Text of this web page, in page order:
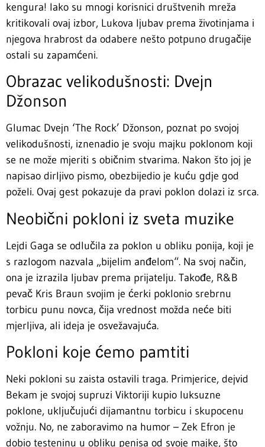
kengura! Iako su mnogi korisnici društvenih mreža
kritikovali ovaj izbor, Lukova ljubav prema životinjama i
njegova hrabrost da odabere nešto potpuno drugačije
ostali su zapamćeni.
Obrazac velikodušnosti: Dvejn
Džonson
Glumac Dvejn ‘The Rock’ Džonson, poznat po svojoj
velikodušnosti, iznenadio je svoju majku poklonom koji
se ne može mjeriti s običnim stvarima. Nakon što joj je
napisao dirljivo pismo, obezbijedio je kuću gdje god
poželi. Ovaj gest pokazuje da pravi poklon dolazi iz srca.
Neobični pokloni iz sveta muzike
Lejdi Gaga se odlučila za poklon u obliku ponija, koji je
s razlogom nazvala „bijelim anđelom“. Na svoj način,
ona je izrazila ljubav prema prijatelju. Takođe, R&B
pevač Kris Braun svojim je ćerki poklonio srebrnu
torbicu punu novca, čija vrednost možda neće biti
mjerljiva, ali ideja je osvežavajuća.
Pokloni koje ćemo pamtiti
Neki pokloni su zaista ostavili traga. Primjerice, dejvid
Bekam je svojoj supruzi Viktoriji kupio luksuzne
poklone, uključujući dijamantnu torbicu i skupocenu
vožnju. No, ne zaboravimo na humor – Zek Efron je
dobio testeninu u obliku penisa od svoje majke, što